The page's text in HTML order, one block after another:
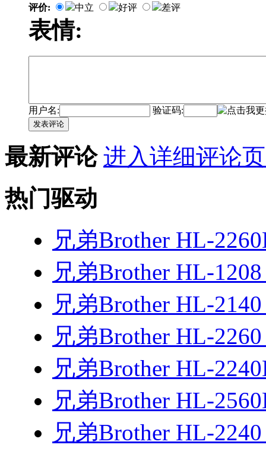
评价: 中立 好评 差评
表情:
用户名: 验证码:
发表评论
最新评论 进入详细评论
热门驱动
兄弟Brother HL-
兄弟Brother HL-
兄弟Brother HL-
兄弟Brother HL-
兄弟Brother HL-
兄弟Brother HL-
兄弟Brother HL-